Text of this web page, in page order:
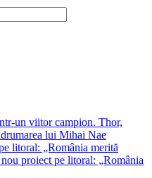
un viitor campion. Thor,
lui Mihai Nae
litoral: „România merită
proiect pe litoral: „România